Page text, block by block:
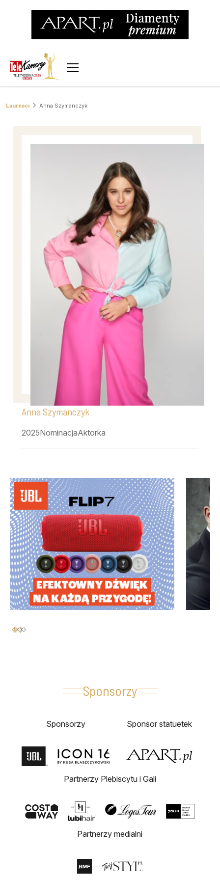
Laureaci Anna Szymanczyk
Anna Szymanczyk
2025NominacjaAktorka
Sponsorzy
Sponsorzy Sponsor statuetek
Partnerzy Plebiscytu i Gali
Partnerzy medialni